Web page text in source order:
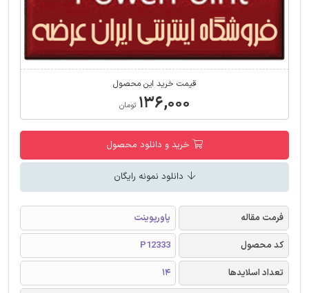
قیمت خرید این محصول
۱۳۶,۰۰۰ تومان
خرید و دانلود محصول
دانلود نمونه رایگان
فرمت مقاله
پاورپوینت
کد محصول
P12333
تعداد اسلایدها
14